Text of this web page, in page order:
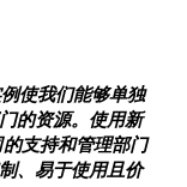
使我们能够单独
的资源。使用新
的支持和管理部门
、易于使用且价